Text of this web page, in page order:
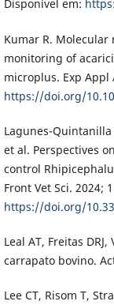
Disponível em:
Kumar R.
monitoring of
microplus. Exp Appl
https://doi.org/
Lagunes-Quintanilla
et al. Perspectives
control
Front Vet Sci. 2024;
https://doi.org/
Leal AT, Freitas
carrapato bovino.
Lee CT, Risom T,